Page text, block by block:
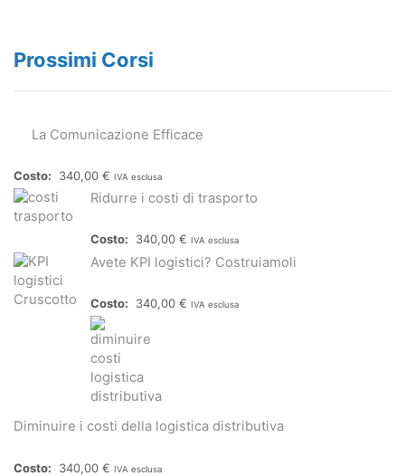
Prossimi Corsi
La Comunicazione Efficace
340,00 € IVA esclusa
Ridurre i costi di trasporto
340,00 € IVA esclusa
Avete KPI logistici? Costruiamoli
340,00 € IVA esclusa
Diminuire i costi della logistica distributiva
340,00 € IVA esclusa